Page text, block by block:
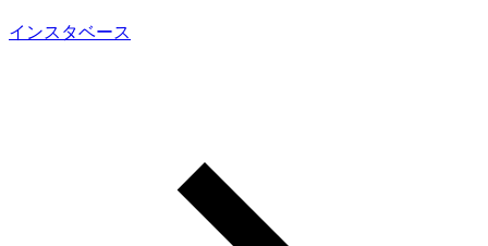
インスタベース